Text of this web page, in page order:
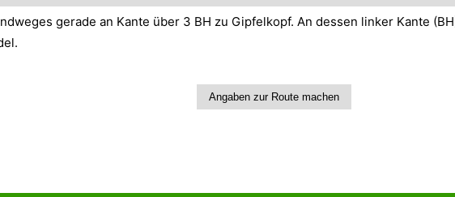
gerade an Kante über 3 BH zu Gipfelkopf. An dessen linker Kante